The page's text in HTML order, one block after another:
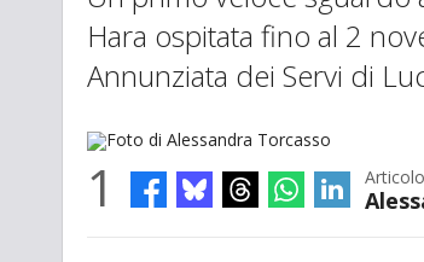
Hara ospitata fino al 2
Annunziata dei Servi di
1